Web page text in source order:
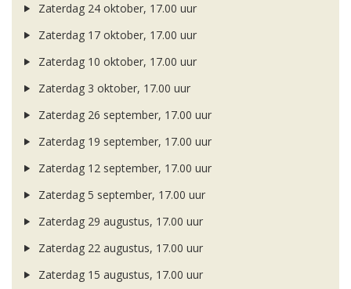
Zaterdag 24 oktober, 17.00 uur
Zaterdag 17 oktober, 17.00 uur
Zaterdag 10 oktober, 17.00 uur
Zaterdag 3 oktober, 17.00 uur
Zaterdag 26 september, 17.00 uur
Zaterdag 19 september, 17.00 uur
Zaterdag 12 september, 17.00 uur
Zaterdag 5 september, 17.00 uur
Zaterdag 29 augustus, 17.00 uur
Zaterdag 22 augustus, 17.00 uur
Zaterdag 15 augustus, 17.00 uur